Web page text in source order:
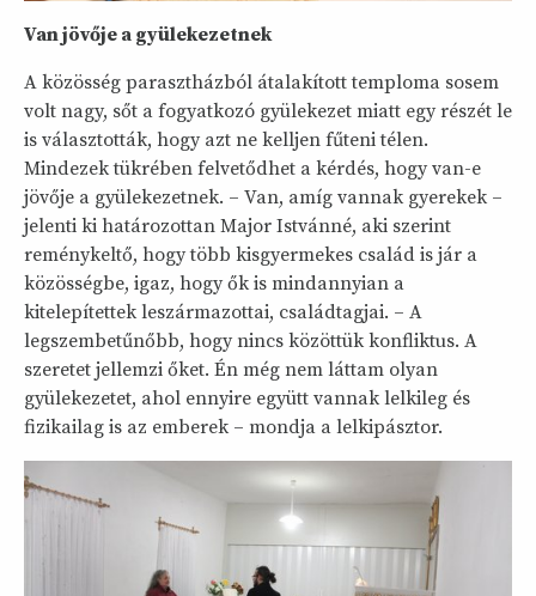
Van jövője a gyülekezetnek
A közösség parasztházból átalakított temploma sosem
volt nagy, sőt a fogyatkozó gyülekezet miatt egy részét le
is választották, hogy azt ne kelljen fűteni télen.
Mindezek tükrében felvetődhet a kérdés, hogy van-e
jövője a gyülekezetnek. – Van, amíg vannak gyerekek –
jelenti ki határozottan Major Istvánné, aki szerint
reménykeltő, hogy több kisgyermekes család is jár a
közösségbe, igaz, hogy ők is mindannyian a
kitelepítettek leszármazottai, családtagjai. – A
legszembetűnőbb, hogy nincs közöttük konfliktus. A
szeretet jellemzi őket. Én még nem láttam olyan
gyülekezetet, ahol ennyire együtt vannak lelkileg és
fizikailag is az emberek – mondja a lelkipásztor.